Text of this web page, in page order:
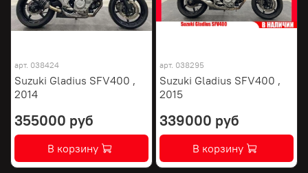
арт. 038424
Suzuki Gladius SFV400 ,
2014
355000 руб
В корзину
арт. 038295
Suzuki Gladius SFV400 ,
2015
339000 руб
В корзину